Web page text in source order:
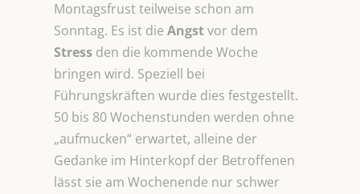
Montagsfrust teilweise schon am
Sonntag. Es ist dieAngstvor dem
Stress den die kommende Woche
bringen wird. Speziell bei
Führungskräften wurde dies festgestellt.
50 bis 80 Wochenstunden werden ohne
„aufmucken“ erwartet, alleine der
Gedanke im Hinterkopf der Betroffenen
lässt sie am Wochenende nur schwer